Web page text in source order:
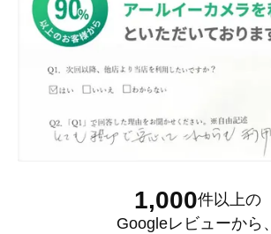
1,000件以上の
Googleレビューから、